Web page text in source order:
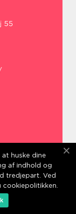
huske dine
af indhold og
tredjepart. Ved